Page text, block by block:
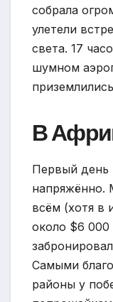
собрала
улетели
света. 17
шумном
В
Первый день
напряжённо.
всём (хотя в
около $6 000
Самыми
районы у